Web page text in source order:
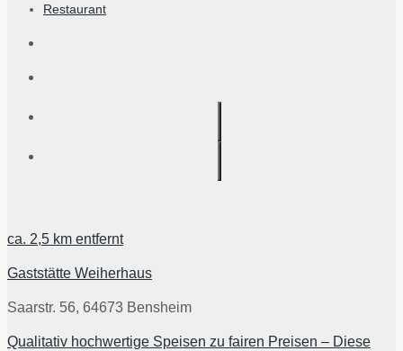
Restaurant
ca. 2,5 km entfernt
Gaststätte Weiherhaus
Saarstr. 56, 64673 Bensheim
Qualitativ hochwertige Speisen zu fairen Preisen – Diese